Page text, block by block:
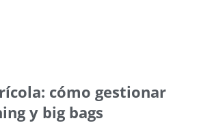
cómo gestionar
y big bags